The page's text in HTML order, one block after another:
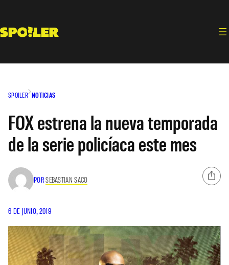
contenido
SPOILER NOTICIAS
FOX estrena la nueva temporada
de la serie policíaca este mes
PORSEBASTIAN SACO
6 DE JUNIO, 2019